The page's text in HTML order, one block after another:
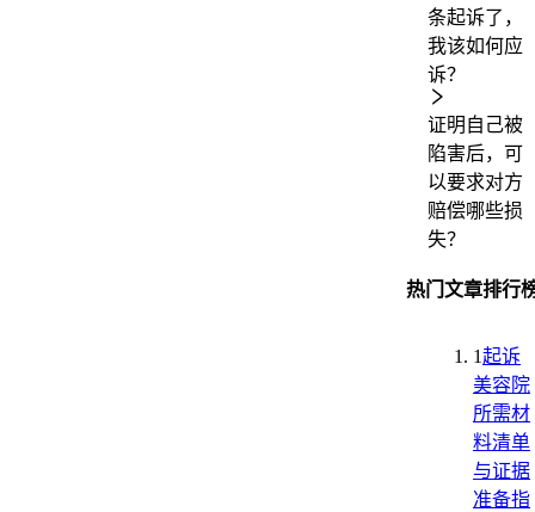
条起诉了，
我该如何应
诉？
证明自己被
陷害后，可
以要求对方
赔偿哪些损
失？
热门文章排行
1起诉
美容院
所需材
料清单
与证据
准备指